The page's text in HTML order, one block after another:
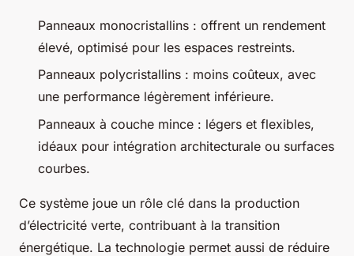
Panneaux monocristallins : offrent un rendement
élevé, optimisé pour les espaces restreints.
Panneaux polycristallins : moins coûteux, avec
une performance légèrement inférieure.
Panneaux à couche mince : légers et flexibles,
idéaux pour intégration architecturale ou surfaces
courbes.
Ce système joue un rôle clé dans la production
d’électricité verte, contribuant à la transition
énergétique. La technologie permet aussi de réduire